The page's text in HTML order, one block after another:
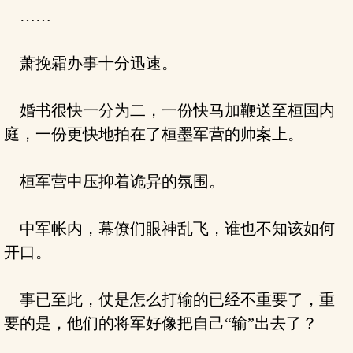
……
萧挽霜办事十分迅速。
婚书很快一分为二，一份快马加鞭送至桓国内
庭，一份更快地拍在了桓墨军营的帅案上。
桓军营中压抑着诡异的氛围。
中军帐内，幕僚们眼神乱飞，谁也不知该如何
开口。
事已至此，仗是怎么打输的已经不重要了，重
要的是，他们的将军好像把自己“输”出去了？